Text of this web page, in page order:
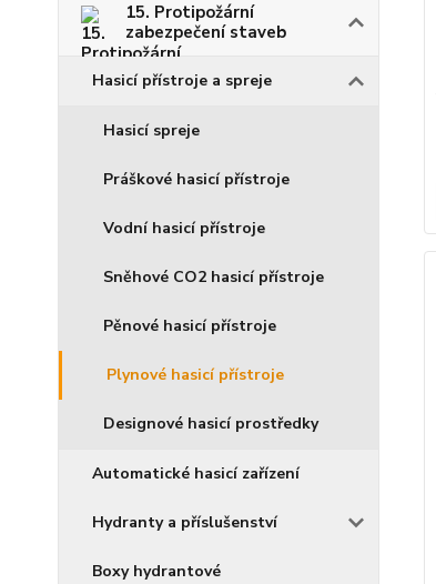
15. Protipožární
zabezpečení staveb
Hasicí přístroje a spreje
Hasicí spreje
Práškové hasicí přístroje
Vodní hasicí přístroje
Sněhové CO2 hasicí přístroje
Pěnové hasicí přístroje
Plynové hasicí přístroje
Designové hasicí prostředky
Automatické hasicí zařízení
Hydranty a příslušenství
Boxy hydrantové